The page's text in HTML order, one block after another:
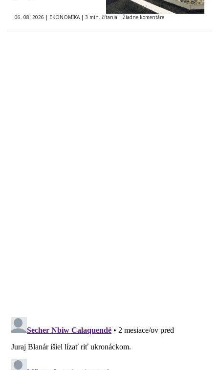
06. 08. 2026 | EKONOMIKA | 3 min. čítania | Žiadne komentáre